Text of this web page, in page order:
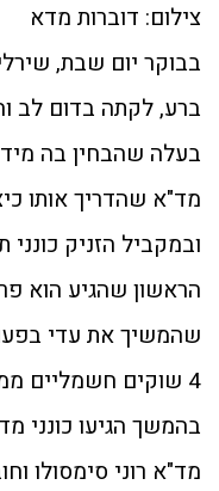
צילום: דוברות מדא
ברע, לקתה בדום לב
מד"א שהדריך אותו
ובמקביל הזניק כונני
הראשון שהגיע הוא
שהמשיך את עדי
4 שוקים חשמליים
בהמשך הגיעו כונני
מד"א רוני סימסולו